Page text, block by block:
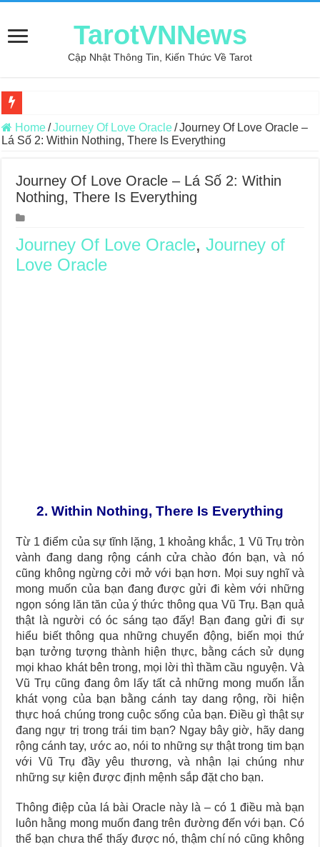
TarotVNNews
Cập Nhật Thông Tin, Kiến Thức Về Tarot
Review may áo thun tại xưởng may Dony
Top 5 Cuốn Sách Hướng Dẫn Đọc Bài Tarot Bằng Tiếng Việt
Konxari Cards – Trải Nghiệm Kết Nối Với Thế Giới Tâm Linh
Querent Tìm Đến Nhiều Tarot Reader Nhưng Không Thấy Thỏa
Journey Of Love Oracle – Lá Số 70: Heaven
Journey Of Love Oracle – Lá Số 69: Contemplation
Journey Of Love Oracle – Lá Số 68: Drop Into Your Heart
Home/Journey Of Love Oracle/Journey Of Love Oracle –
Lá Số 2: Within Nothing, There Is Everything
Journey Of Love Oracle – Lá Số 2: Within
Nothing, There Is Everything
Journey Of Love Oracle,Journey of
Love Oracle
2. Within Nothing, There Is Everything
Từ 1 điểm của sự tĩnh lặng, 1 khoảng khắc, 1 Vũ Trụ tròn
vành đang dang rộng cánh cửa chào đón bạn, và nó
cũng không ngừng cởi mở với bạn hơn. Mọi suy nghĩ và
mong muốn của bạn đang được gửi đi kèm với những
ngọn sóng lăn tăn của ý thức thông qua Vũ Trụ. Bạn quả
thật là người có óc sáng tạo đấy! Bạn đang gửi đi sự
hiểu biết thông qua những chuyển động, biến mọi thứ
bạn tưởng tượng thành hiện thực, bằng cách sử dụng
mọi khao khát bên trong, mọi lời thì thầm cầu nguyện. Và
Vũ Trụ cũng đang ôm lấy tất cả những mong muốn lẫn
khát vọng của bạn bằng cánh tay dang rộng, rồi hiện
thực hoá chúng trong cuộc sống của bạn. Điều gì thật sự
đang ngự trị trong trái tim bạn? Ngay bây giờ, hãy dang
rộng cánh tay, ước ao, nói to những sự thật trong tim bạn
với Vũ Trụ đầy yêu thương, và nhận lại chúng như
những sự kiện được định mệnh sắp đặt cho bạn.
Thông điệp của lá bài Oracle này là – có 1 điều mà bạn
luôn hằng mong muốn đang trên đường đến với bạn. Có
thể bạn chưa thể thấy được nó, thậm chí nó cũng không